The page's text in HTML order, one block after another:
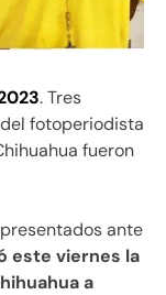
. Tres
fotoperiodista
fueron
ante
este viernes la
a